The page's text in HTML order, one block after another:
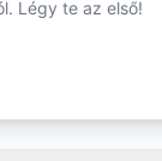
Légy te az első!